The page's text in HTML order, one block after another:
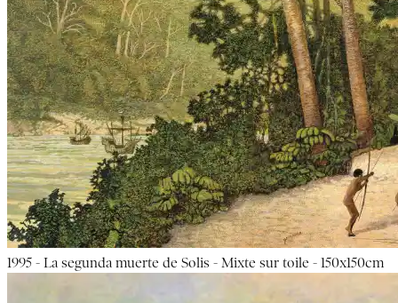
1995 - La segunda muerte de Solis - Mixte sur toile - 150x150cm